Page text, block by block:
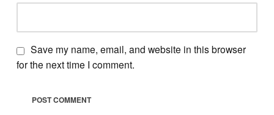
Save my name, email, and website in this browser
for the next time I comment.